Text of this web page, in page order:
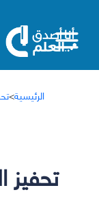
الرئيسية>
تحفيز